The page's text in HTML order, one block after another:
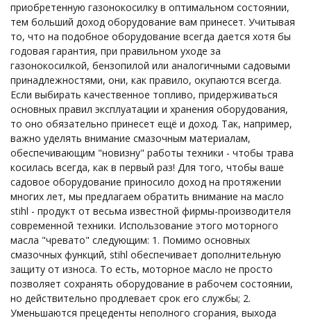
приобретенную газонокосилку в оптимальном состоянии,
тем больший доход оборудование вам принесет. Учитывая
то, что на подобное оборудование всегда дается хотя бы
годовая гарантия, при правильном уходе за
газонокосилкой, бензопилой или аналогичными садовыми
принадлежностями, они, как правило, окупаются всегда.
Если выбирать качественное топливо, придерживаться
основных правил эксплуатации и хранения оборудования,
то оно обязательно принесет ещё и доход. Так, например,
важно уделять внимание смазочным материалам,
обеспечивающим "новизну" работы техники - чтобы трава
косилась всегда, как в первый раз! Для того, чтобы ваше
садовое оборудование приносило доход на протяжении
многих лет, мы предлагаем обратить внимание на масло
stihl - продукт от весьма известной фирмы-производителя
современной техники. Использование этого моторного
масла "чревато" следующим: 1. Помимо основных
смазочных функций, stihl обеспечивает дополнительную
защиту от износа. То есть, моторное масло не просто
позволяет сохранять оборудование в рабочем состоянии,
но действительно продлевает срок его службы; 2.
Уменьшаются прецеденты неполного сгорания, выхода